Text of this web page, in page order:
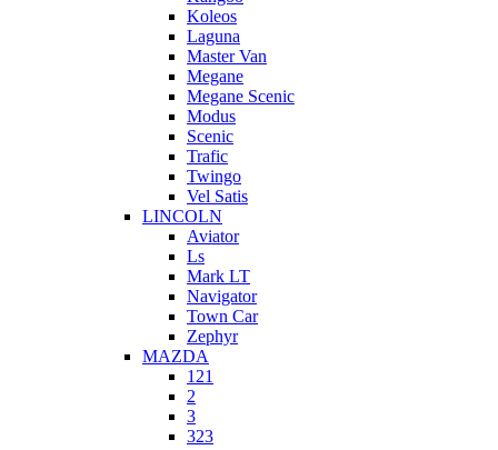
Koleos
Laguna
Master Van
Megane
Megane Scenic
Modus
Scenic
Trafic
Twingo
Vel Satis
LINCOLN
Aviator
Ls
Mark LT
Navigator
Town Car
Zephyr
MAZDA
121
2
3
323